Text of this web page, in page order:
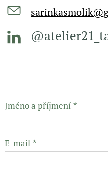
Jméno a příjmení
E-mail